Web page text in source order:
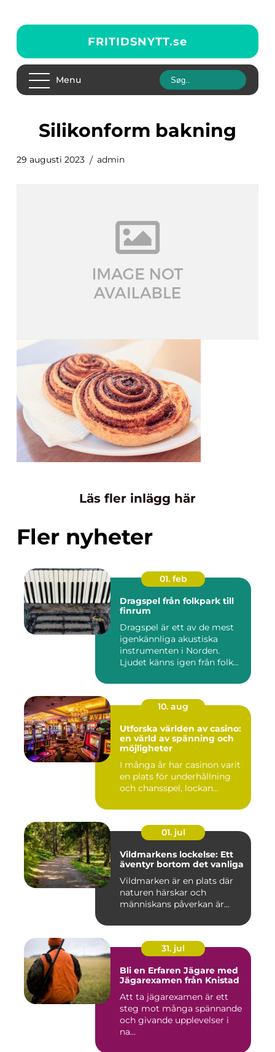
FRITIDSNYTT.se
Menu
silikonform bakning
29 augusti 2023 admin
Läs fler inlägg här
Fler nyheter
01. feb
Dragspel från folkpark till
finrum
Dragspel är ett av de mest
igenkännliga akustiska
instrumenten i Norden.
Ljudet känns igen från folk...
10. aug
Utforska världen av casino:
en värld av spänning och
möjligheter
I många år har casinon varit
en plats för underhållning
och chansspel, lockan...
01. jul
Vildmarkens lockelse: Ett
äventyr bortom det vanliga
Vildmarken är en plats där
naturen härskar och
människans påverkan är...
31. jul
Bli en Erfaren Jägare med
Jägarexamen från Knistad
Att ta jägarexamen är ett
steg mot många spännande
och givande upplevelser i
na...